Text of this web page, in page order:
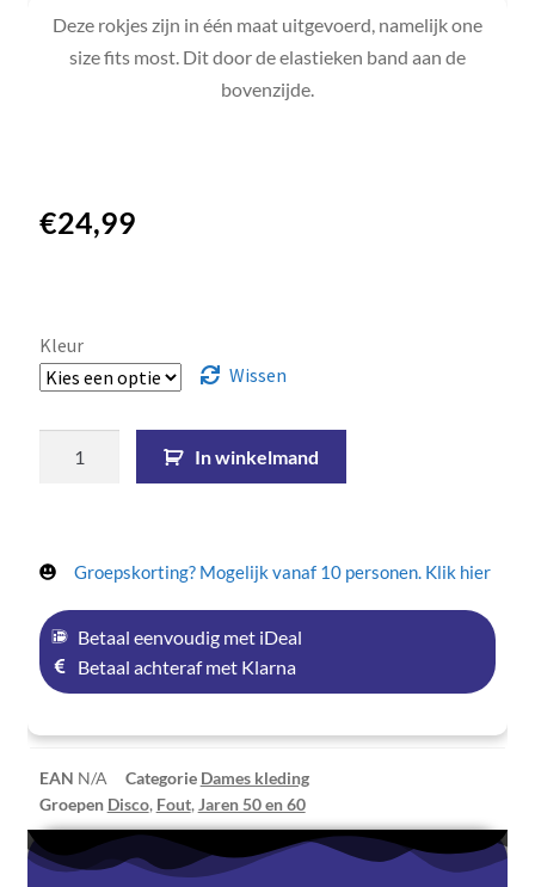
Deze rokjes zijn in één maat uitgevoerd, namelijk one
size fits most. Dit door de elastieken band aan de
bovenzijde.
€24,99
Kleur
Wissen
In winkelmand
Groepskorting? Mogelijk vanaf 10 personen. Klik hier
Betaal eenvoudig met iDeal
Betaal achteraf met Klarna
EAN N/A Categorie Dames kleding
Groepen Disco, Fout, Jaren 50 en 60